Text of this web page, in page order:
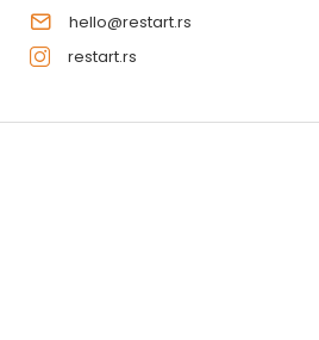
hello@restart.rs
restart.rs